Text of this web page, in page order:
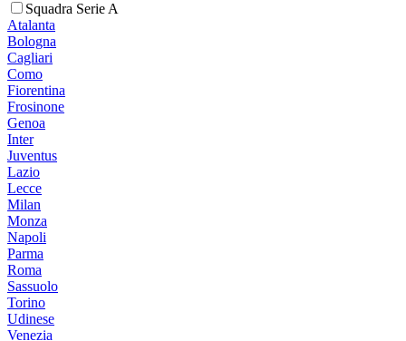
Squadra Serie A
Atalanta
Bologna
Cagliari
Como
Fiorentina
Frosinone
Genoa
Inter
Juventus
Lazio
Lecce
Milan
Monza
Napoli
Parma
Roma
Sassuolo
Torino
Udinese
Venezia